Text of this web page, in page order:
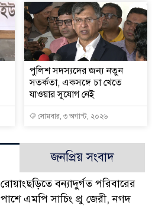
পুলিশ সদস্যদের জন্য নতুন
সতর্কতা, একসঙ্গে চা খেতে
যাওয়ার সুযোগ নেই
সোমবার, ৩ অগাস্ট, ২০২৬
জনপ্রিয় সংবাদ
রোয়াংছড়িতে বন্যাদুর্গত পরিবারের
পাশে এমপি সাচিং প্রু জেরী, নগদ